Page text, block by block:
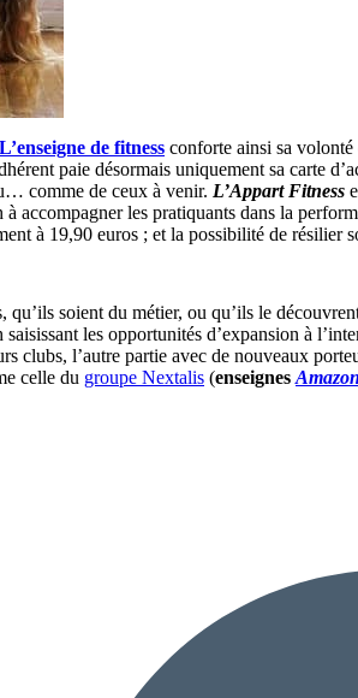
L’enseigne de fitness conforte ainsi sa volonté
paie désormais uniquement sa carte
comme de ceux à venir. L’Appart Fitness
accompagner les pratiquants dans la
à 19,90 euros ; et la possibilité de résilier
qu’ils soient du métier, ou qu’ils le
les opportunités d’expansion à
clubs, l’autre partie avec de nouveaux
celle du groupe Nextalis (enseignes